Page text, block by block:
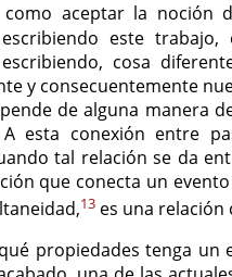
aceptar la noción
escribiendo este
cosa
y consecuentemente
de alguna manera
esta conexión entre
tal relación se da
que conecta un
13 es una relación
propiedades tenga